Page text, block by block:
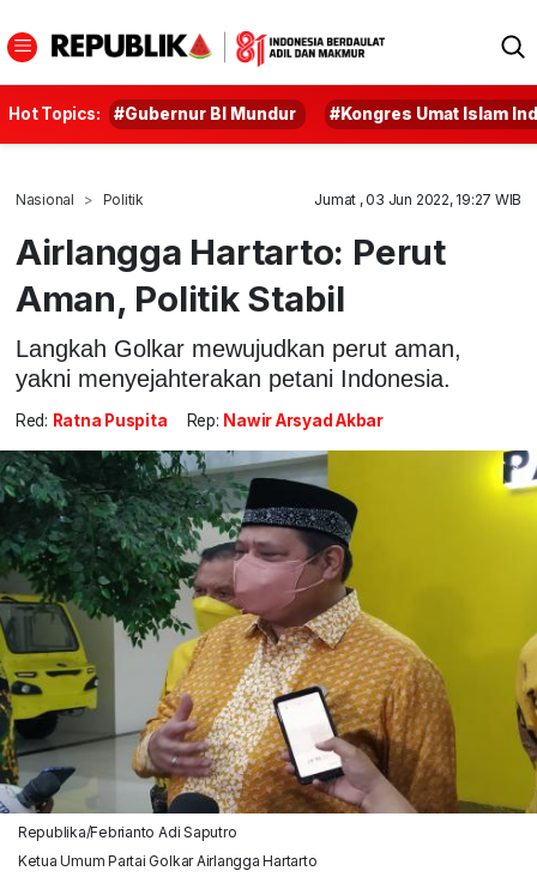
Hot Topics: #Gubernur BI Mundur #Kongres Umat Islam
Nasional Politik Jumat , 03 Jun 2022, 19:27 WIB
Airlangga Hartarto: Perut
Aman, Politik Stabil
Langkah Golkar mewujudkan perut aman,
yakni menyejahterakan petani Indonesia.
Red: Ratna Puspita Rep: Nawir Arsyad Akbar
Republika/Febrianto Adi Saputro
Ketua Umum Partai Golkar Airlangga Hartarto